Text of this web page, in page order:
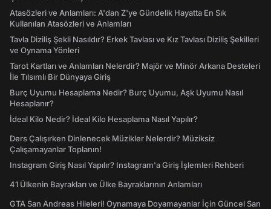
Atasözleri ve Anlamları: A'dan Z'ye Gündelik Hayatta En Sık
Kullanılan Atasözleri ve Anlamları
Tavla Diziliş Şekli Nasıldır? Erkek Tavlası ve Kız Tavlası Diziliş Şekilleri
ve Oynama Yönleri
Tarot Kartları ve Anlamları Nelerdir? Majör ve Minör Arkana Desteleri
İle Tılsımlı Bir Dünyaya Giriş
Burç Uyumu Hesaplama Nedir? Burç Uyumu, Aşk Uyumu Nasıl
Hesaplanır?
İdeal Kilo Nedir? İdeal Kilo Hesaplama Nasıl Yapılır?
Ders Çalışırken Dinlenecek Müzikler Nelerdir? Müziksiz
Çalışamayanlar Toplanın!
Instagram Giriş Nasıl Yapılır? Instagram'a Giriş İşlemleri Rehberi
41 Ülkenin Bayrakları ve Ülke Bayraklarının Anlamları
GTA San Andreas Hileleri! Oynamaya Doyamayanlar İçin Güncel San